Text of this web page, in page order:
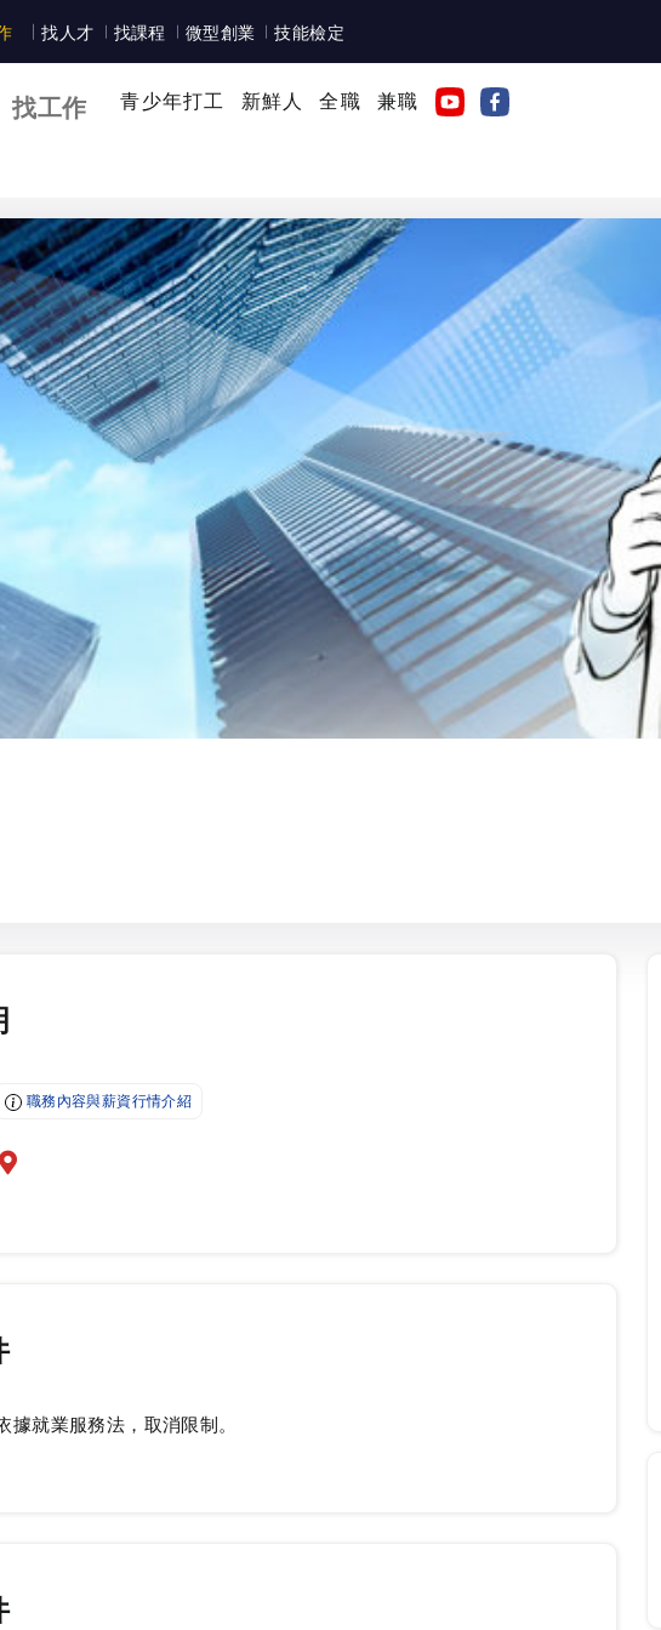
就業通
台灣就業通
找人才 找課程 微型創業 技能檢定
找工作 青少年打工 新鮮人 全職 兼職
職務內容與薪資行情介紹
前往查看地圖
據就業服務法，取消限制。